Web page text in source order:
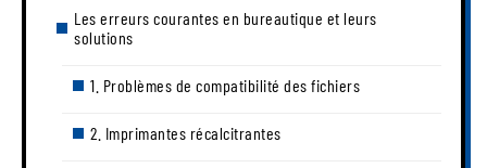
Les erreurs courantes en bureautique et leurs
solutions
1. Problèmes de compatibilité des fichiers
2. Imprimantes récalcitrantes